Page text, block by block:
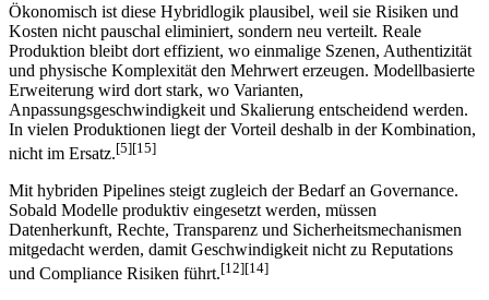
Ökonomisch ist diese Hybridlogik plausibel, weil sie Risiken und
Kosten nicht pauschal eliminiert, sondern neu verteilt. Reale
Produktion bleibt dort effizient, wo einmalige Szenen, Authentizität
und physische Komplexität den Mehrwert erzeugen. Modellbasierte
Erweiterung wird dort stark, wo Varianten,
Anpassungsgeschwindigkeit und Skalierung entscheidend werden.
In vielen Produktionen liegt der Vorteil deshalb in der Kombination,
nicht im Ersatz.[5][15]
Mit hybriden Pipelines steigt zugleich der Bedarf an Governance.
Sobald Modelle produktiv eingesetzt werden, müssen
Datenherkunft, Rechte, Transparenz und Sicherheitsmechanismen
mitgedacht werden, damit Geschwindigkeit nicht zu Reputations
und Compliance Risiken führt.[12][14]